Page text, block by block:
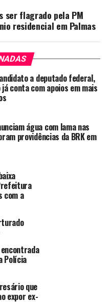
ser flagrado pela PM
residencial em Palmas
a deputado federal,
já conta com apoios em mais
água com lama nas
providências da BRK em
com a
Polícia
que
expor ex-